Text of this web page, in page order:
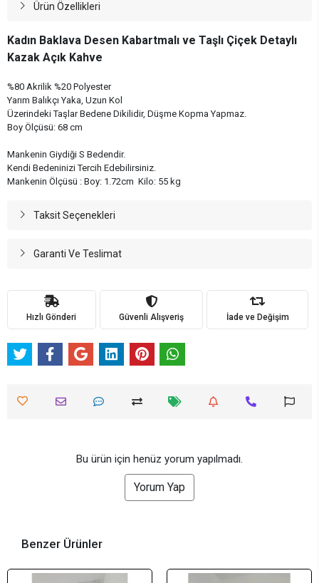
Ürün Özellikleri
Kadın Baklava Desen Kabartmalı ve Taşlı Çiçek Detaylı
Kazak Açık Kahve
%80 Akrilik %20 Polyester
Yarım Balıkçı Yaka, Uzun Kol
Üzerindeki Taşlar Bedene Dikilidir, Düşme Kopma Yapmaz.
Boy Ölçüsü: 68 cm
Mankenin Giydiği S Bedendir.
Kendi Bedeninizi Tercih Edebilirsiniz.
Mankenin Ölçüsü : Boy: 1.72cm Kilo: 55 kg
Taksit Seçenekleri
Garanti Ve Teslimat
Hızlı Gönderi Güvenli Alışveriş İade ve Değişim
Bu ürün için henüz yorum yapılmadı.
Yorum Yap
Benzer Ürünler